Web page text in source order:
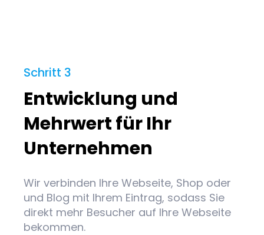
Schritt 3
Entwicklung und
Mehrwert für Ihr
Unternehmen
Wir verbinden Ihre Webseite, Shop oder
und Blog mit Ihrem Eintrag, sodass Sie
direkt mehr Besucher auf Ihre Webseite
bekommen.